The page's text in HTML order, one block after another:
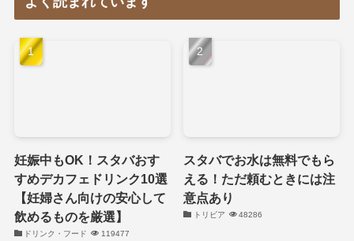
妊娠中もOK！スタバおす
すめデカフェドリンク10選
【妊婦さん向けの安心して
飲めるものを厳選】
ドリンク・フード 119477
スタバでお水は無料でもら
える！ただ頼むときには注
意点あり
トリビア 48286